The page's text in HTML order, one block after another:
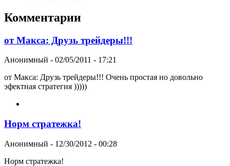
Комментарии
от Макса: Друзь трейдеры!!!
Анонимный - 02/05/2011 - 17:21
от Макса: Друзь трейдеры!!! Очень простая но довольно
эфектная стратегия )))))
Норм стратежка!
Анонимный - 12/30/2012 - 00:28
Норм стратежка!